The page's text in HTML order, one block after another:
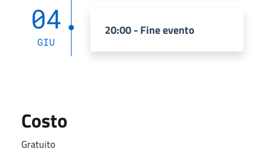
04
GIU
20:00 - Fine evento
Costo
Gratuito